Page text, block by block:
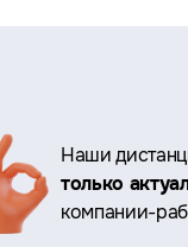
Наши
только
компании-